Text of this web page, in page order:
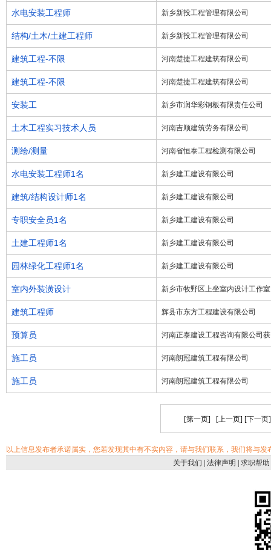
水电安装工程师 新乡新投工程管理有限公司
结构/土木/土建工程师 新乡新投工程管理有限公司
建筑工程-不限 河南楚捷工程建筑有限公司
建筑工程-不限 河南楚捷工程建筑有限公司
安装工 新乡市润华彩钢板有限责任公司
土木工程实习技术人员 河南吉顺建筑劳务有限公司
测绘/测量 河南省恒泰工程检测有限公司
水电安装工程师1名 新乡建工建设有限公司
建筑/结构设计师1名 新乡建工建设有限公司
专职安全员1名 新乡建工建设有限公司
土建工程师1名 新乡建工建设有限公司
园林绿化工程师1名 新乡建工建设有限公司
室内外装潢设计 新乡市牧野区上坐室内设计工作室
建筑工程师 辉县市东方工程建设有限公司
预算员 河南正泰建设工程咨询有限公司获
施工员 河南朗冠建筑工程有限公司
施工员 河南朗冠建筑工程有限公司
[第一页] [上一页] [下一页
以上信息发布者承诺属实，您若发现其中有不实内容，请与我们联系，我们将与发
关于我们
法律声明 求职帮助